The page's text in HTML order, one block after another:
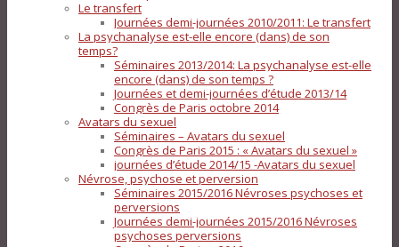
Le transfert
Journées demi-journées 2010/2011: Le transfert
La psychanalyse est-elle encore (dans) de son
temps?
Séminaires 2013/2014: La psychanalyse est-elle
encore (dans) de son temps ?
Journées et demi-journées d’étude 2013/14
Congrès de Paris octobre 2014
Avatars du sexuel
Séminaires – Avatars du sexuel
Congrès de Paris 2015 : « Avatars du sexuel »
journées d’étude 2014/15 -Avatars du sexuel
Névrose, psychose et perversion
Séminaires 2015/2016 Névroses psychoses et
perversions
Journées demi-journées 2015/2016 Névroses
psychoses perversions